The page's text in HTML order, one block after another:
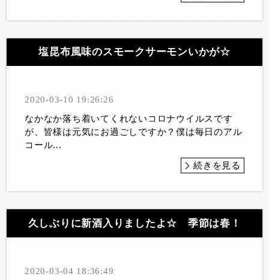
塩昆布風味のスモークサーモンいかが☆
2020-03-10 19:26:26
なかなか落ち着いてくれないコロナウイルスです
が、皆様は元気にお過ごしですか？僕は毎日のアル
コール...
続きを見る
久しぶりに新酒入りましたよ☆ 季節は春！
2020-03-04 18:36:49